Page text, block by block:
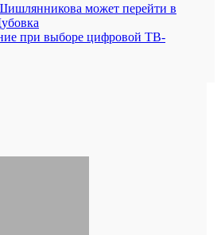
может перейти в
при выборе цифровой ТВ-